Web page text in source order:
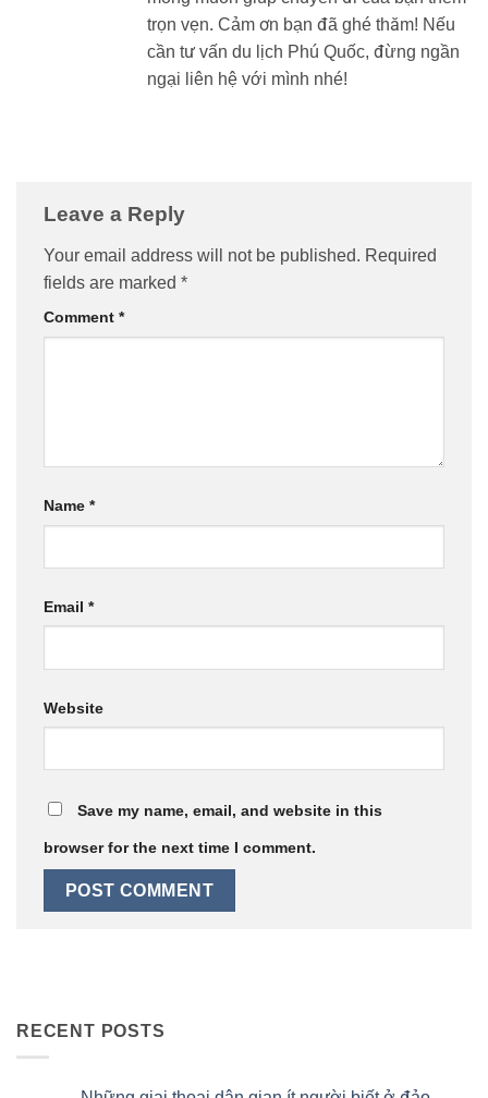
trọn vẹn. Cảm ơn bạn đã ghé thăm! Nếu
cần tư vấn du lịch Phú Quốc, đừng ngần
ngại liên hệ với mình nhé!
Leave a Reply
Your email address will not be published. Required
fields are marked *
Comment *
Name *
Email *
Website
Save my name, email, and website in this
browser for the next time I comment.
RECENT POSTS